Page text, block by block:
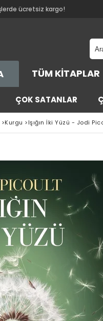
ücretsiz kargo!
TÜM KITAPLAR
ÇOK SATANLAR
>Kurgu >Işığın İki Yüzü - Jodi